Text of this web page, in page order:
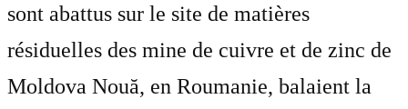
sont abattus sur le site de matières
résiduelles des mine de cuivre et de zinc de
Moldova Nouă, en Roumanie, balaient la